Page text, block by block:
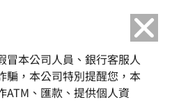
攜手參與「0403大地震救災捐贈
愛與關懷到花蓮
冒本公司人員、銀行客服人
騙，本公司特別提醒您，本
ATM、匯款、提供個人資